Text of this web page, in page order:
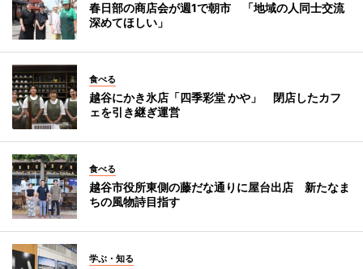
春日部の商店会が週1で朝市 「地域の人同士交流
深めてほしい」
食べる
越谷にかき氷店「四季彩堂 かや」 閉店したカフ
ェを引き継ぎ運営
食べる
越谷市役所東側の藤だな通りに屋台出店 新たなま
ちの風物詩目指す
学ぶ・知る